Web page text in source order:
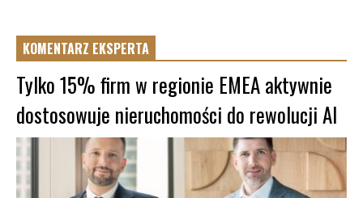
KOMENTARZ EKSPERTA
Tylko 15% firm w regionie EMEA aktywnie
dostosowuje nieruchomości do rewolucji AI